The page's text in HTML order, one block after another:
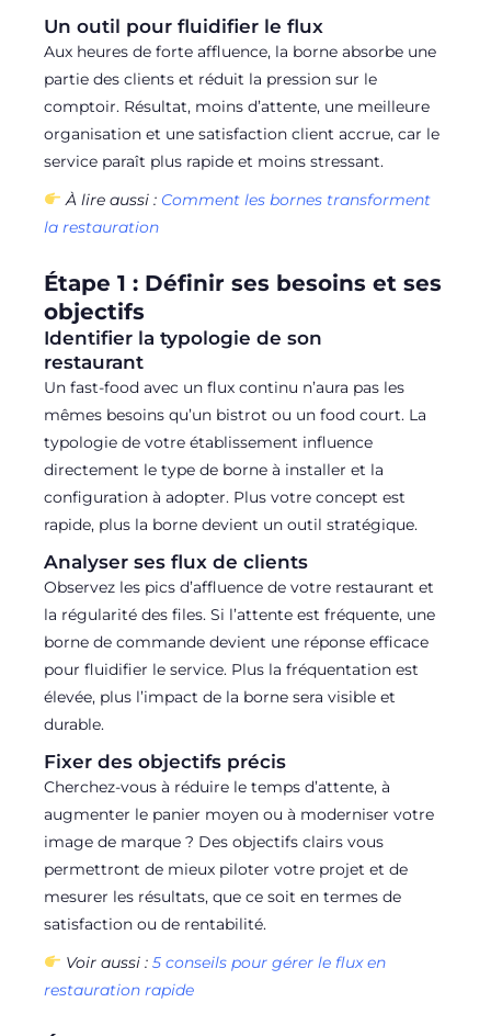
Un outil pour fluidifier le flux
Aux heures de forte affluence, la borne absorbe une
partie des clients et réduit la pression sur le
comptoir. Résultat, moins d’attente, une meilleure
organisation et une satisfaction client accrue, car le
service paraît plus rapide et moins stressant.
À lire aussi : Comment les bornes transforment
la restauration
Étape 1 : Définir ses besoins et ses
objectifs
Identifier la typologie de son
restaurant
Un fast-food avec un flux continu n’aura pas les
mêmes besoins qu’un bistrot ou un food court. La
typologie de votre établissement influence
directement le type de borne à installer et la
configuration à adopter. Plus votre concept est
rapide, plus la borne devient un outil stratégique.
Analyser ses flux de clients
Observez les pics d’affluence de votre restaurant et
la régularité des files. Si l’attente est fréquente, une
borne de commande devient une réponse efficace
pour fluidifier le service. Plus la fréquentation est
élevée, plus l’impact de la borne sera visible et
durable.
Fixer des objectifs précis
Cherchez-vous à réduire le temps d’attente, à
augmenter le panier moyen ou à moderniser votre
image de marque ? Des objectifs clairs vous
permettront de mieux piloter votre projet et de
mesurer les résultats, que ce soit en termes de
satisfaction ou de rentabilité.
Voir aussi : 5 conseils pour gérer le flux en
restauration rapide